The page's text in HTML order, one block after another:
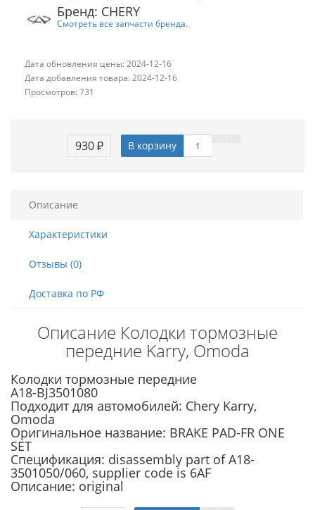
Бренд: CHERY
Смотреть все запчасти бренда.
Дата обновления цены: 2024-12-16
Дата добавления товара: 2024-12-16
Просмотров: 731
930 ₽ В корзину
Описание
Характеристики
Отзывы (0)
Доставка по РФ
Описание Колодки тормозные
передние Karry, Omoda
Колодки тормозные передние
A18-BJ3501080
Подходит для автомобилей: Chery Karry,
Omoda
Оригинальное название: BRAKE PAD-FR ONE
SET
Спецификация: disassembly part of A18-
3501050/060, supplier code is 6AF
Описание: original